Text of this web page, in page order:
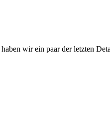
wir ein paar der letzten